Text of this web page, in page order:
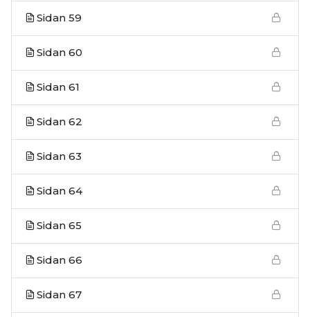
Sidan 59
Sidan 60
Sidan 61
Sidan 62
Sidan 63
Sidan 64
Sidan 65
Sidan 66
Sidan 67